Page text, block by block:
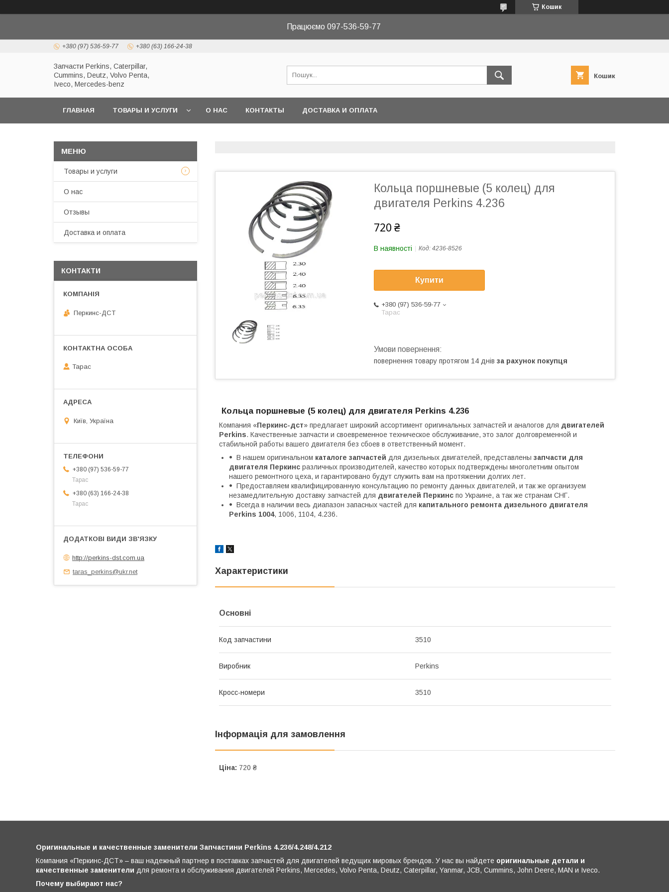
Кошик
Працюємо 097-536-59-77
+380 (97) 536-59-77 +380 (63) 166-24-38
Запчасти Perkins, Caterpillar,
Cummins, Deutz, Volvo Penta,
Iveco, Mercedes-benz
Кошик
ГЛАВНАЯ ТОВАРЫ И УСЛУГИ О НАС КОНТАКТЫ ДОСТАВКА И ОПЛАТА
Кольца поршневые (5 колец) для
двигателя Perkins 4.236
720 ₴
В наявності Код: 4236-8526
Купити
+380 (97) 536-59-77
Тарас
повернення товару протягом 14 днів за рахунок покупця
Кольца поршневые (5 колец) для двигателя Perkins 4.236
Компания «Перкинс-дст» предлагает широкий ассортимент оригинальных запчастей и аналогов для двигателей
Perkins. Качественные запчасти и своевременное техническое обслуживание, это залог долговременной и
стабильной работы вашего двигателя без сбоев в ответственный момент.
В нашем оригинальном каталоге запчастей для дизельных двигателей, представлены запчасти для
двигателя Перкинс различных производителей, качество которых подтверждены многолетним опытом
нашего ремонтного цеха, и гарантировано будут служить вам на протяжении долгих лет.
Предоставляем квалифицированную консультацию по ремонту данных двигателей, и так же организуем
незамедлительную доставку запчастей для двигателей Перкинс по Украине, а так же странам СНГ.
Всегда в наличии весь диапазон запасных частей для капитального ремонта дизельного двигателя
Perkins 1004, 1006, 1104, 4.236.
Характеристики
Основні
Код запчастини 3510
Виробник Perkins
Кросс-номери 3510
Інформація для замовлення
Ціна: 720 ₴
Товары и услуги
О нас
Отзывы
Доставка и оплата
КОНТАКТИ
Перкинс-ДСТ
Тарас
Київ, Україна
+380 (97) 536-59-77
Тарас
+380 (63) 166-24-38
Тарас
http://perkins-dst.com.ua
taras_perkins@ukr.net
Оригинальные и качественные заменители Запчастини Perkins 4.236/4.248/4.212
Компания «Перкинс-ДСТ» – ваш надежный партнер в поставках запчастей для двигателей ведущих мировых брендов. У нас вы найдете оригинальные детали и
качественные заменители для ремонта и обслуживания двигателей Perkins, Mercedes, Volvo Penta, Deutz, Caterpillar, Yanmar, JCB, Cummins, John Deere, MAN и Iveco.
Почему выбирают нас?